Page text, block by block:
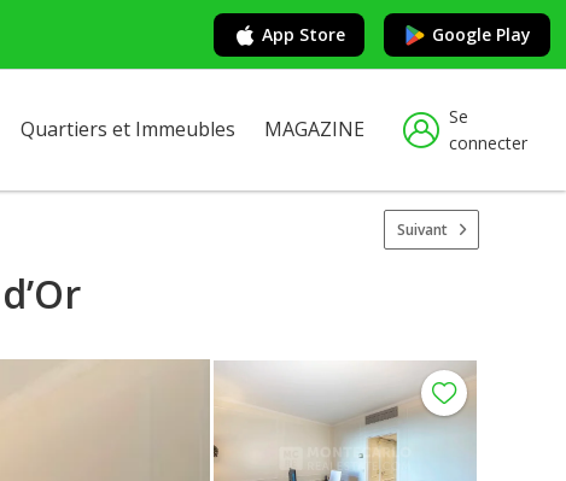
App Store Google Play
Quartiers et Immeubles MAGAZINE
Se
connecter
Suivant